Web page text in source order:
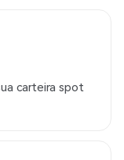
carteira spot